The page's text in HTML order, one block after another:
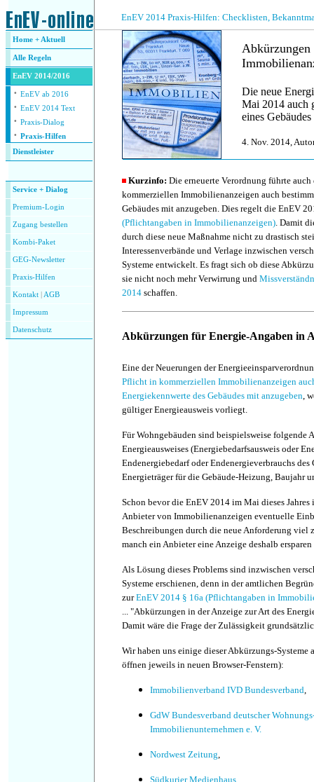
EnEV 2014 Praxis-Hilfen: Checklisten,
Home + Aktuell
Alle Regeln
EnEV 2014/2016
· EnEV ab 2016
· EnEV 2014 Text
· Praxis-Dialog
· Praxis-Hilfen
Dienstleister
Service + Dialog
Premium-Login
Zugang bestellen
Kombi-Paket
GEG-Newsletter
Praxis-Hilfen
Kontakt AGB
Impressum
Datenschutz
Abkürzungen
Die neue
Mai 2014 auch
eines Gebäudes
4. Nov. 2014,
Kurzinfo: Die erneuerte Verordnung führte
kommerziellen Immobilienanzeigen auch
Gebäudes mit anzugeben. Dies regelt die EnEV
(Pflichtangaben in Immobilienanzeigen). Damit
durch diese neue Maßnahme nicht zu drastisch
Interessenverbände und Verlage inzwischen
Systeme entwickelt. Es fragt sich ob diese
sie nicht noch mehr Verwirrung und
2014 schaffen.
Abkürzungen für Energie-Angaben in
Eine der Neuerungen der
Pflicht in kommerziellen Immobilienanzeigen
Energiekennwerte des Gebäudes mit anzugeben ,
gültiger Energieausweis vorliegt.
Für Wohngebäuden sind beispielsweise folgende
Energieausweises (Energiebedarfsausweis oder
Endenergiebedarf oder Endenergieverbrauchs des
Energieträger für die Gebäude-Heizung, Baujahr
Schon bevor die EnEV 2014 im Mai dieses
Anbieter von Immobilienanzeigen eventuelle
Beschreibungen durch die neue Anforderung viel
manch ein Anbieter eine Anzeige deshalb
Als Lösung dieses Problems sind inzwischen
Systeme erschienen, denn in der amtlichen
zurEnEV 2014 § 16a (Pflichtangaben in
... "Abkürzungen in der Anzeige zur Art des
Damit wäre die Frage der Zulässigkeit
Wir haben uns einige dieser Abkürzungs-Systeme
öffnen jeweils in neuen Browser-Fenstern):
Immobilienverband IVD Bundesverband
GdW Bundesverband deutscher
Immobilienunternehmen e. V.
Nordwest Zeitung
Südkurier Medienhaus